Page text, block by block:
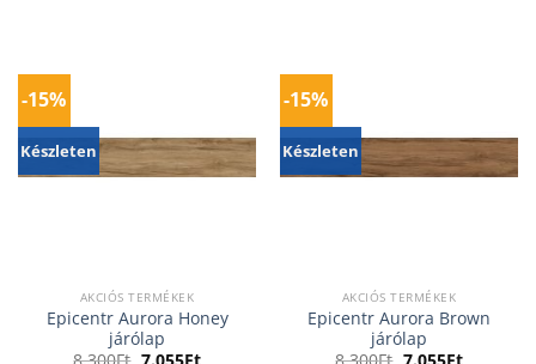
-15%
Készleten
AKCIÓS TERMÉKEK
Epicentr Aurora Honey
járólap
OriginalCurrent
-15%
Készleten
AKCIÓS TERMÉKEK
Epicentr Aurora Brown
járólap
OriginalCurrent